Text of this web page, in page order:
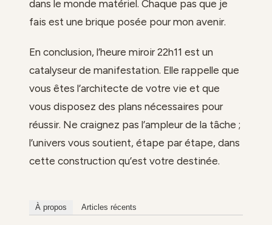
dans le monde matériel. Chaque pas que je
fais est une brique posée pour mon avenir.
En conclusion, l’heure miroir 22h11 est un
catalyseur de manifestation. Elle rappelle que
vous êtes l’architecte de votre vie et que
vous disposez des plans nécessaires pour
réussir. Ne craignez pas l’ampleur de la tâche ;
l’univers vous soutient, étape par étape, dans
cette construction qu’est votre destinée.
À propos Articles récents